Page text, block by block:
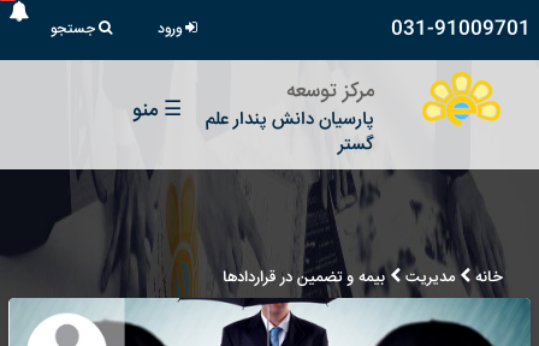
031-91009701 ورود جستجو
مرکز توسعه
پارسیان دانش پندار علم
گستر
☰ منو
خانه مدیریت بیمه و تضمین در قراردادها